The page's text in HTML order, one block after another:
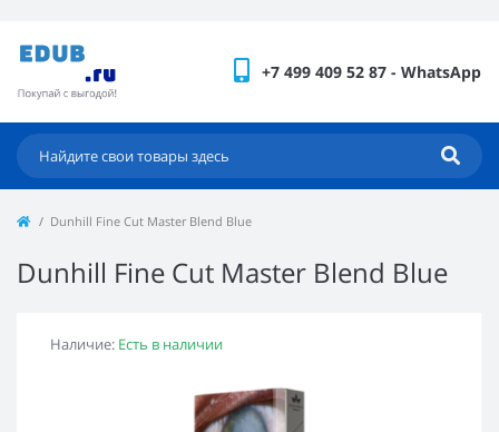
+7 499 409 52 87 - WhatsApp
Dunhill Fine Cut Master Blend Blue
Dunhill Fine Cut Master Blend Blue
Наличие: Есть в наличии